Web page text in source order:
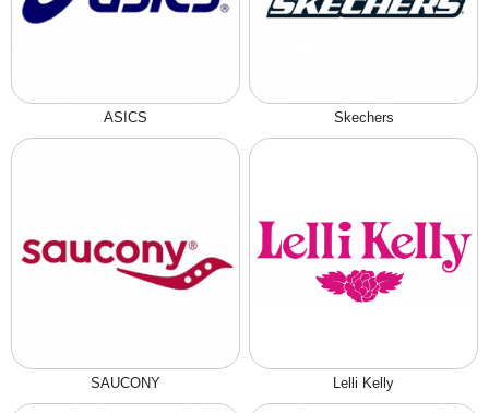
ASICS Skechers
SAUCONY Lelli Kelly